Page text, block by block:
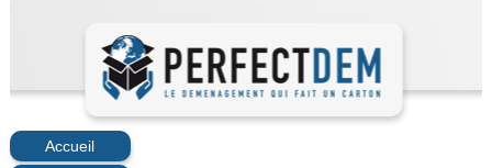
Accueil